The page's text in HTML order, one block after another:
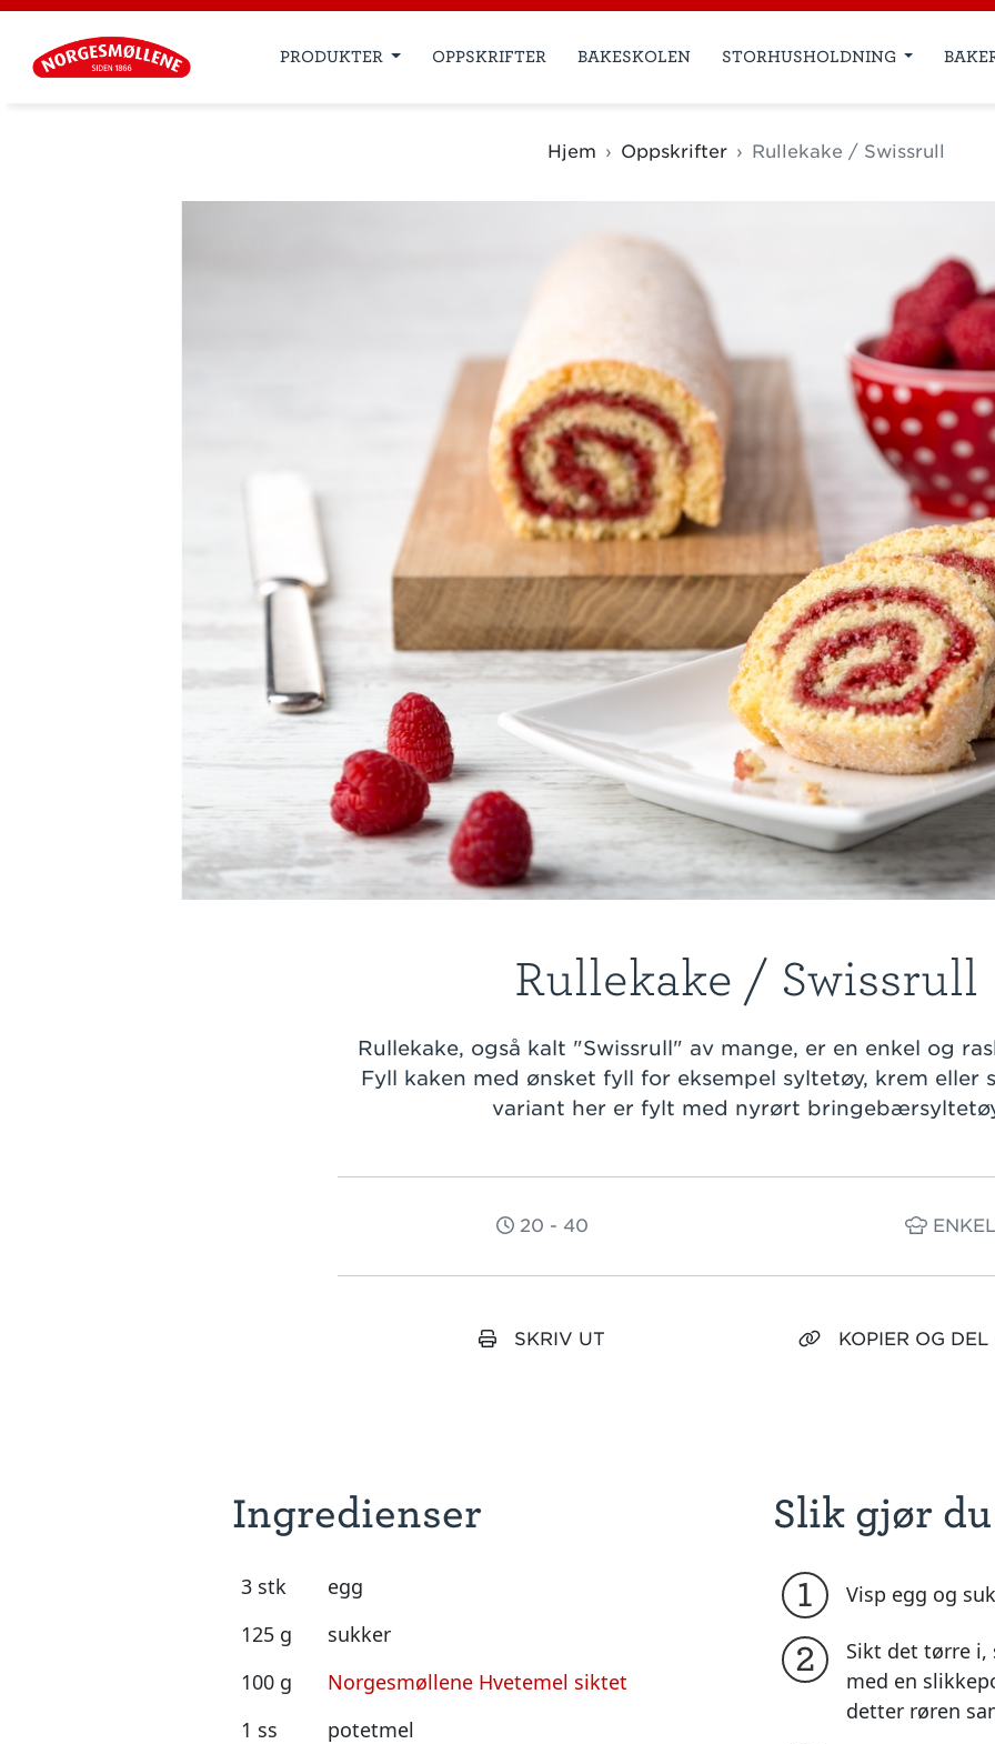
PRODUKTER OPPSKRIFTER BAKESKOLEN STORHUSHOLDNING
Hjem Oppskrifter Rullekake / Swissrull
Rullekake / Swissrull
Rullekake, også kalt "Swissrull" av mange, er en enkel og
Fyll kaken med ønsket fyll for eksempel syltetøy, krem eller
variant her er fylt med nyrørt
20 - 40 ENKEL
SKRIV UT KOPIER OG DEL
Ingredienser
3 stk
egg
125 g
sukker
100 g
Norgesmøllene Hvetemel siktet
1 ss
potetmel
Slik gjør du
1 Visp egg og
2
Sikt det tørre
med en
detter røren